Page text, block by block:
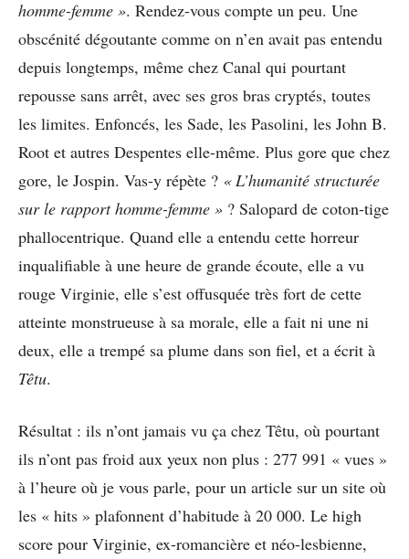
homme-femme ». Rendez-vous compte un peu. Une
obscénité dégoutante comme on n’en avait pas entendu
depuis longtemps, même chez Canal qui pourtant
repousse sans arrêt, avec ses gros bras cryptés, toutes
les limites. Enfoncés, les Sade, les Pasolini, les John B.
Root et autres Despentes elle-même. Plus gore que chez
gore, le Jospin. Vas-y répète ? « L’humanité structurée
sur le rapport homme-femme » ? Salopard de coton-tige
phallocentrique. Quand elle a entendu cette horreur
inqualifiable à une heure de grande écoute, elle a vu
rouge Virginie, elle s’est offusquée très fort de cette
atteinte monstrueuse à sa morale, elle a fait ni une ni
deux, elle a trempé sa plume dans son fiel, et a écrit à
Têtu.
Résultat : ils n’ont jamais vu ça chez Têtu, où pourtant
ils n’ont pas froid aux yeux non plus : 277 991 « vues »
à l’heure où je vous parle, pour un article sur un site où
les « hits » plafonnent d’habitude à 20 000. Le high
score pour Virginie, ex-romancière et néo-lesbienne,